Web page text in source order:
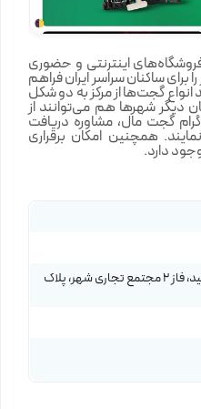
اینترنتی و حضوری
برای ساکنان سراسر ایران فراهم
انواع گجت‌ها از مرکز به دو شکل
دیگر شهرها هم می‌توانند از
گجت مال، مشاوره دریافت
همچنین امکان برقراری
دارد.
شیراز، خیابان توحید، فاز 2 مجتمع تجاری شهر، پلاک